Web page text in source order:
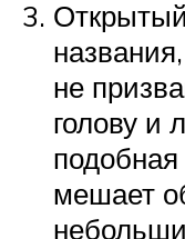
не
голову и
мешает